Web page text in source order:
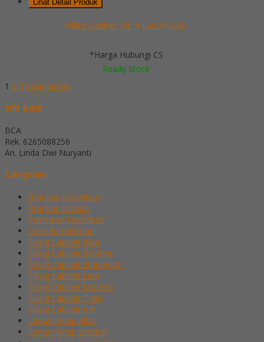
Lihat Detail Produk
Filling Cabinet VIP 4 Laci (V-304)
*Harga Hubungi CS
Ready Stock
1 2 3 Selanjutnya
Info Bank
BCA
Rek. 6265088256
An. Linda Dwi Nuryanti
Categories
Brankas Daichiban
Brankas Ichiban
Cash Box Daichiban
Cash Box Ichiban
Filling Cabinet Alba
Filling Cabinet Brother
Filling Cabinet Emporium
Filling Cabinet Lion
Filling Cabinet Modera
Filling Cabinet Tiger
Filling Cabinet VIP
Lemari Arsip Alba
Lemari Arsip Brother